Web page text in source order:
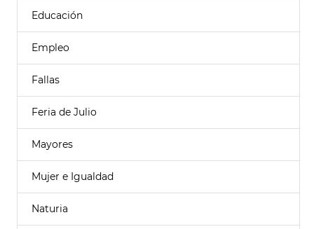
Educación
Empleo
Fallas
Feria de Julio
Mayores
Mujer e Igualdad
Naturia